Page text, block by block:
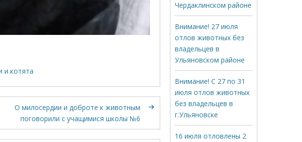
и котята
О милосердии и доброте к животным
поговорили с учащимися школы №6
Чердаклинском районе
Внимание! 27 июля
отлов животных без
владельцев в
Ульяновском районе
Внимание! С 27 по 31
июля отлов животных
без владельцев в
г.Ульяновске
16 июля отловлены 2